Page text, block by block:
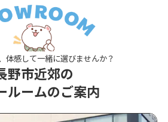
体感して一緒に選びませんか？
野市近郊の
ルームのご案内